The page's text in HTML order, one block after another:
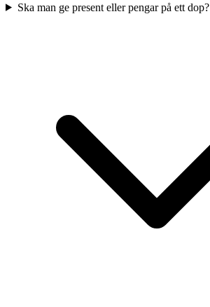
Ska man ge present eller pengar på ett dop?